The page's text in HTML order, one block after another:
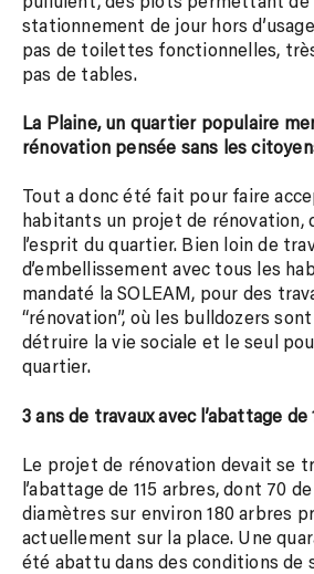
stationnement de jour hors
pas de toilettes fonctionnelles,
pas de tables.
La Plaine, un quartier populaire
rénovation pensée sans les
Tout a donc été fait pour faire
habitants un projet de rénovation,
l’esprit du quartier. Bien loin de
d’embellissement avec tous les
mandaté la SOLEAM, pour des
“rénovation”, où les bulldozers
détruire la vie sociale et le seul
quartier.
3 ans de travaux avec l’abattage de
Le projet de rénovation devait se
l’abattage de 115 arbres, dont 70
diamètres sur environ 180 arbres
actuellement sur la place. Une
été abattu dans des conditions de